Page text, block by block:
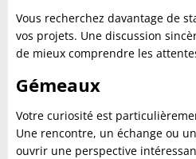
Vous recherchez davantage de
vos projets. Une discussion
de mieux comprendre les
Gémeaux
Votre curiosité est
Une rencontre, un échange ou
ouvrir une perspective